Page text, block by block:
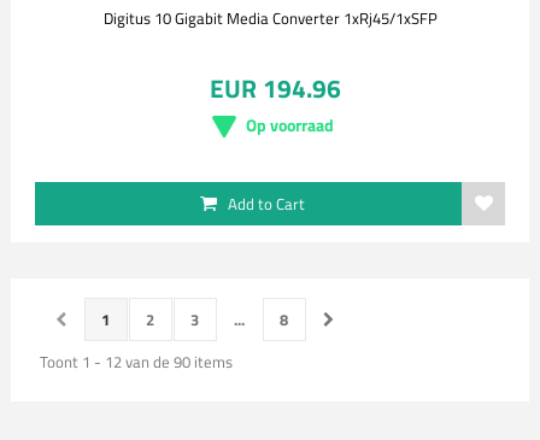
Digitus 10 Gigabit Media Converter 1xRj45/1xSFP
EUR 194.96
Op voorraad
Add to Cart
1 2 3 ...
8
Toont 1 - 12 van de 90 items